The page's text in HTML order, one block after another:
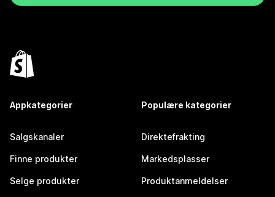
Appkategorier
Salgskanaler
Finne produkter
Selge produkter
Populære kategorier
Direktefrakting
Markedsplasser
Produktanmeldelser